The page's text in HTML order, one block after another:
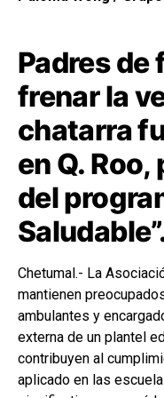
Padres de
frenar la
chatarra
en Q.
del
Chetumal.- La
mantienen
ambulantes y
externa de un plantel
contribuyen al
aplicado en las